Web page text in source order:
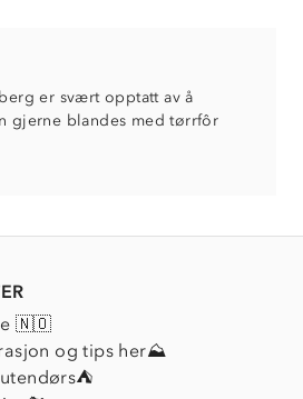
er svært opptatt av å
gjerne blandes med tørrfôr
🇳🇴
og tips her⛰